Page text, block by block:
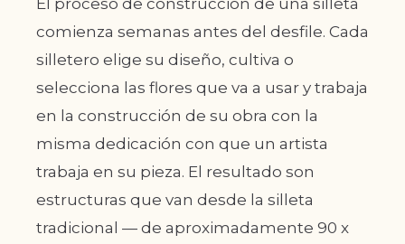
El proceso de construcción de una silleta
comienza semanas antes del desfile. Cada
silletero elige su diseño, cultiva o
selecciona las flores que va a usar y trabaja
en la construcción de su obra con la
misma dedicación con que un artista
trabaja en su pieza. El resultado son
estructuras que van desde la silleta
tradicional — de aproximadamente 90 x